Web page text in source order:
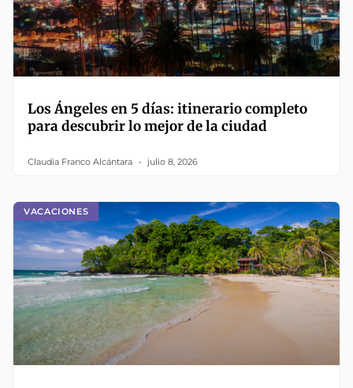
Los Ángeles en 5 días: itinerario completo
para descubrir lo mejor de la ciudad
Claudia Franco Alcántara julio 8, 2026
VACACIONES